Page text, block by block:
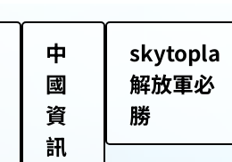
中
國
資
訊
skytopla
解放軍必
勝